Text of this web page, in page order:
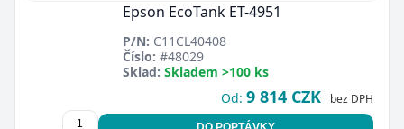
Epson EcoTank ET-4951
P/N: C11CL40408
Číslo: #48029
Sklad: Skladem >100 ks
Od: 9 814 CZK bez DPH